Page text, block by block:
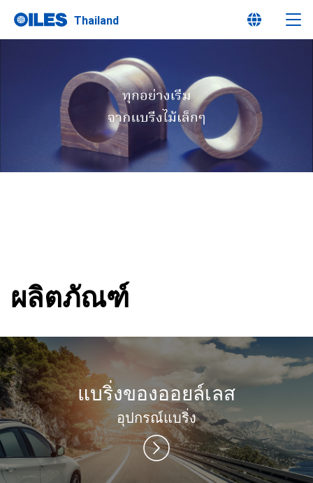
Thailand
Oiles คืออะไร?
ผลิตภัณฑ์
นวัตกรรม
แผนที่เว็บไซต์
ข้อกำหนดการใช้งาน
ผลิตภัณฑ์
แบริ่งของออยล์เลส
อุปกรณ์แบริ่ง